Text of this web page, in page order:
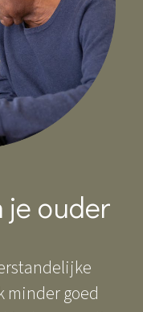
ik
je ouder
minder goed